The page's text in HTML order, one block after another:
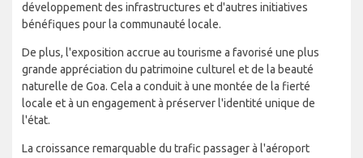
développement des infrastructures et d'autres initiatives
bénéfiques pour la communauté locale.
De plus, l'exposition accrue au tourisme a favorisé une plus
grande appréciation du patrimoine culturel et de la beauté
naturelle de Goa. Cela a conduit à une montée de la fierté
locale et à un engagement à préserver l'identité unique de
l'état.
La croissance remarquable du trafic passager à l'aéroport